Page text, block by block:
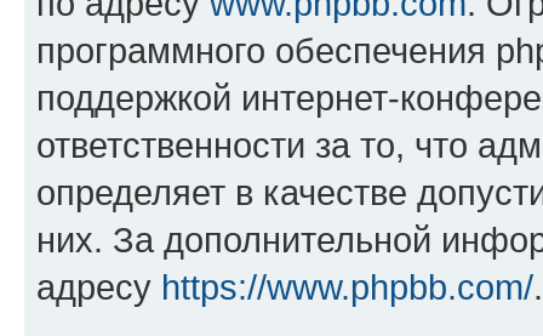
программного обеспечения
поддержкой интернет-
ответственности за то, что
определяет в качестве
них. За дополнительной
адресу https://www.phpbb.com/.